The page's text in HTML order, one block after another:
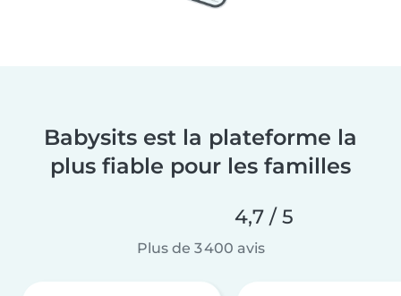
Babysits est la plateforme la
plus fiable pour les familles
4,7 / 5
Plus de 3 400 avis